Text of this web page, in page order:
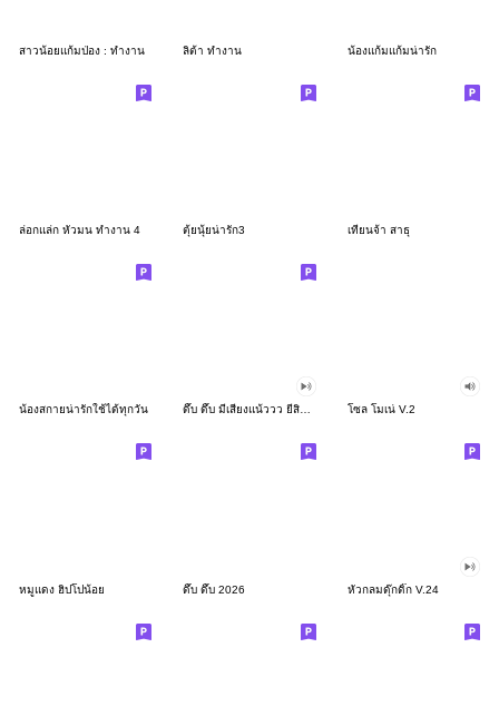
สาวน้อยแก้มป่อง : ทำงาน ลิต้า ทำงาน น้องแก้มแก้มน่ารัก
ล่อกแล่ก หัวมน ทำงาน 4 ตุ้ยนุ้ยน่ารัก3 เทียนจ้า สาธุ
น้องสกายน่ารักใช้ได้ทุกวัน ดึ๊บ ดึ๊บ มีเสียงแน้ววว ยี่สิบสอง โซล โมเน่ V.2
หมูแดง ฮิปโปน้อย ดึ๊บ ดึ๊บ 2026 หัวกลมดุ๊กดิ๊ก V.24